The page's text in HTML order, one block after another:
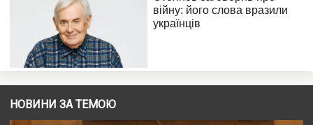
НОВИНИ ЗА ТЕМОЮ